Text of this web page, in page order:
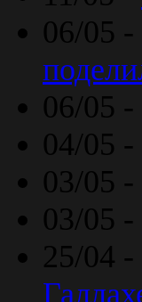
06/05 -
06/05 -
04/05 -
03/05 -
03/05 -
25/04 -